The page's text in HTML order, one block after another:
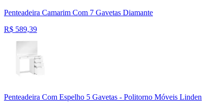
Penteadeira Camarim Com 7 Gavetas Diamante
R$ 589,39
Penteadeira Com Espelho 5 Gavetas - Politorno Móveis Linden